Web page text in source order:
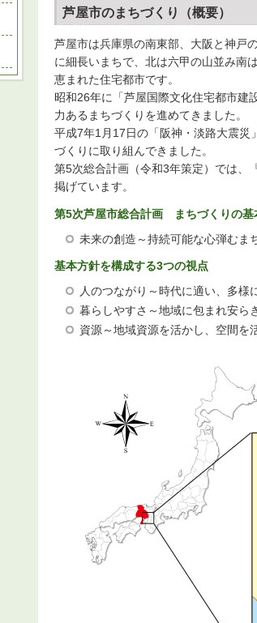
芦屋市のまちづくり（概要）
芦屋市は兵庫県の南東部、大阪と神戸
に細長いまちで、北は六甲の山並み南
恵まれた住宅都市です。
昭和26年に「芦屋国際文化住宅都市建
力あるまちづくりを進めてきました。
平成7年1月17日の「阪神・淡路大震災
づくりに取り組んできました。
第5次総合計画（令和3年策定）では、
掲げています。
第5次芦屋市総合計画 ま ちづくりの基
未来の創造～持続可能な心弾むま
基本方針を構成する3つの視点
人のつながり～時代に適い、多様
暮らしやすさ～地域に包まれ安ら
資源～地域資源を活かし、空間を